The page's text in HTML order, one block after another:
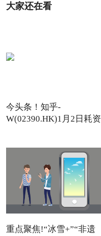
大家还在看
今头条！知乎-
W(02390.HK)1月2日耗资
重点聚焦!“冰雪+”“非遗